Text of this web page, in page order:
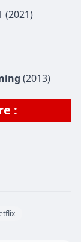
(2021)
(2013)
: